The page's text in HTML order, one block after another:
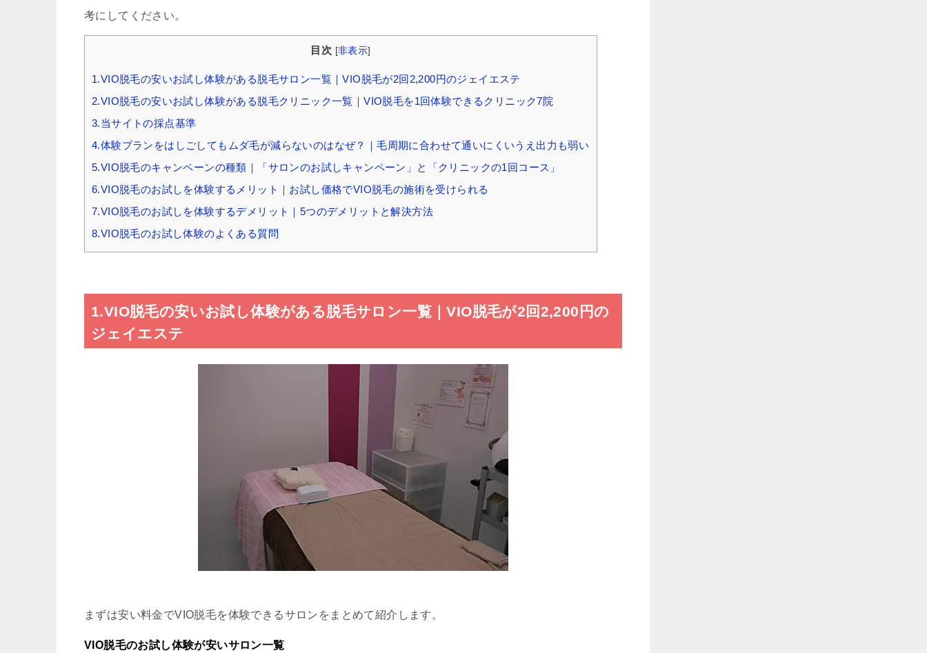
考にしてください。
目次 [非表示]
1.VIO脱毛の安いお試し体験がある脱毛サロン一覧｜VIO脱毛が2回2,200円のジェイエステ
2.VIO脱毛の安いお試し体験がある脱毛クリニック一覧｜VIO脱毛を1回体験できるクリニック7院
3.当サイトの採点基準
4.体験プランをはしごしてもムダ毛が減らないのはなぜ？｜毛周期に合わせて通いにくいうえ出力も弱い
5.VIO脱毛のキャンペーンの種類｜「サロンのお試しキャンペーン」と「クリニックの1回コース」
6.VIO脱毛のお試しを体験するメリット｜お試し価格でVIO脱毛の施術を受けられる
7.VIO脱毛のお試しを体験するデメリット｜5つのデメリットと解決方法
8.VIO脱毛のお試し体験のよくある質問
1.VIO脱毛の安いお試し体験がある脱毛サロン一覧｜VIO脱毛が2回2,200円の
ジェイエステ
まずは安い料金でVIO脱毛を体験できるサロンをまとめて紹介します。
VIO脱毛のお試し体験が安いサロン一覧